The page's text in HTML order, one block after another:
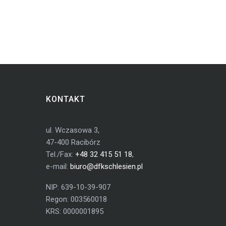
KONTAKT
ul. Wczasowa 3,
47-400 Racibórz
Tel./Fax: +48 32 415 51 18,
e-mail: biuro@dfkschlesien.pl
NIP: 639-10-39-907
Regon: 003560018
KRS: 0000001895